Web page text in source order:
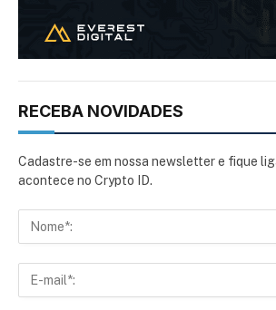
RECEBA NOVIDADES
Cadastre-se em nossa newsletter e fique
acontece no Crypto ID.